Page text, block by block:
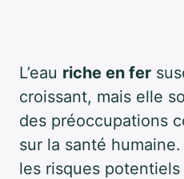
L’eau riche en fer
croissant, mais elle
des préoccupations
sur la santé
les risques